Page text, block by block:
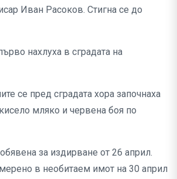
Иван Расоков. Стигна се до
нахлуха в сградата на
се пред сградата хора започнаха
мляко и червена боя по
за издирване от 26 април.
в необитаем имот на 30 април